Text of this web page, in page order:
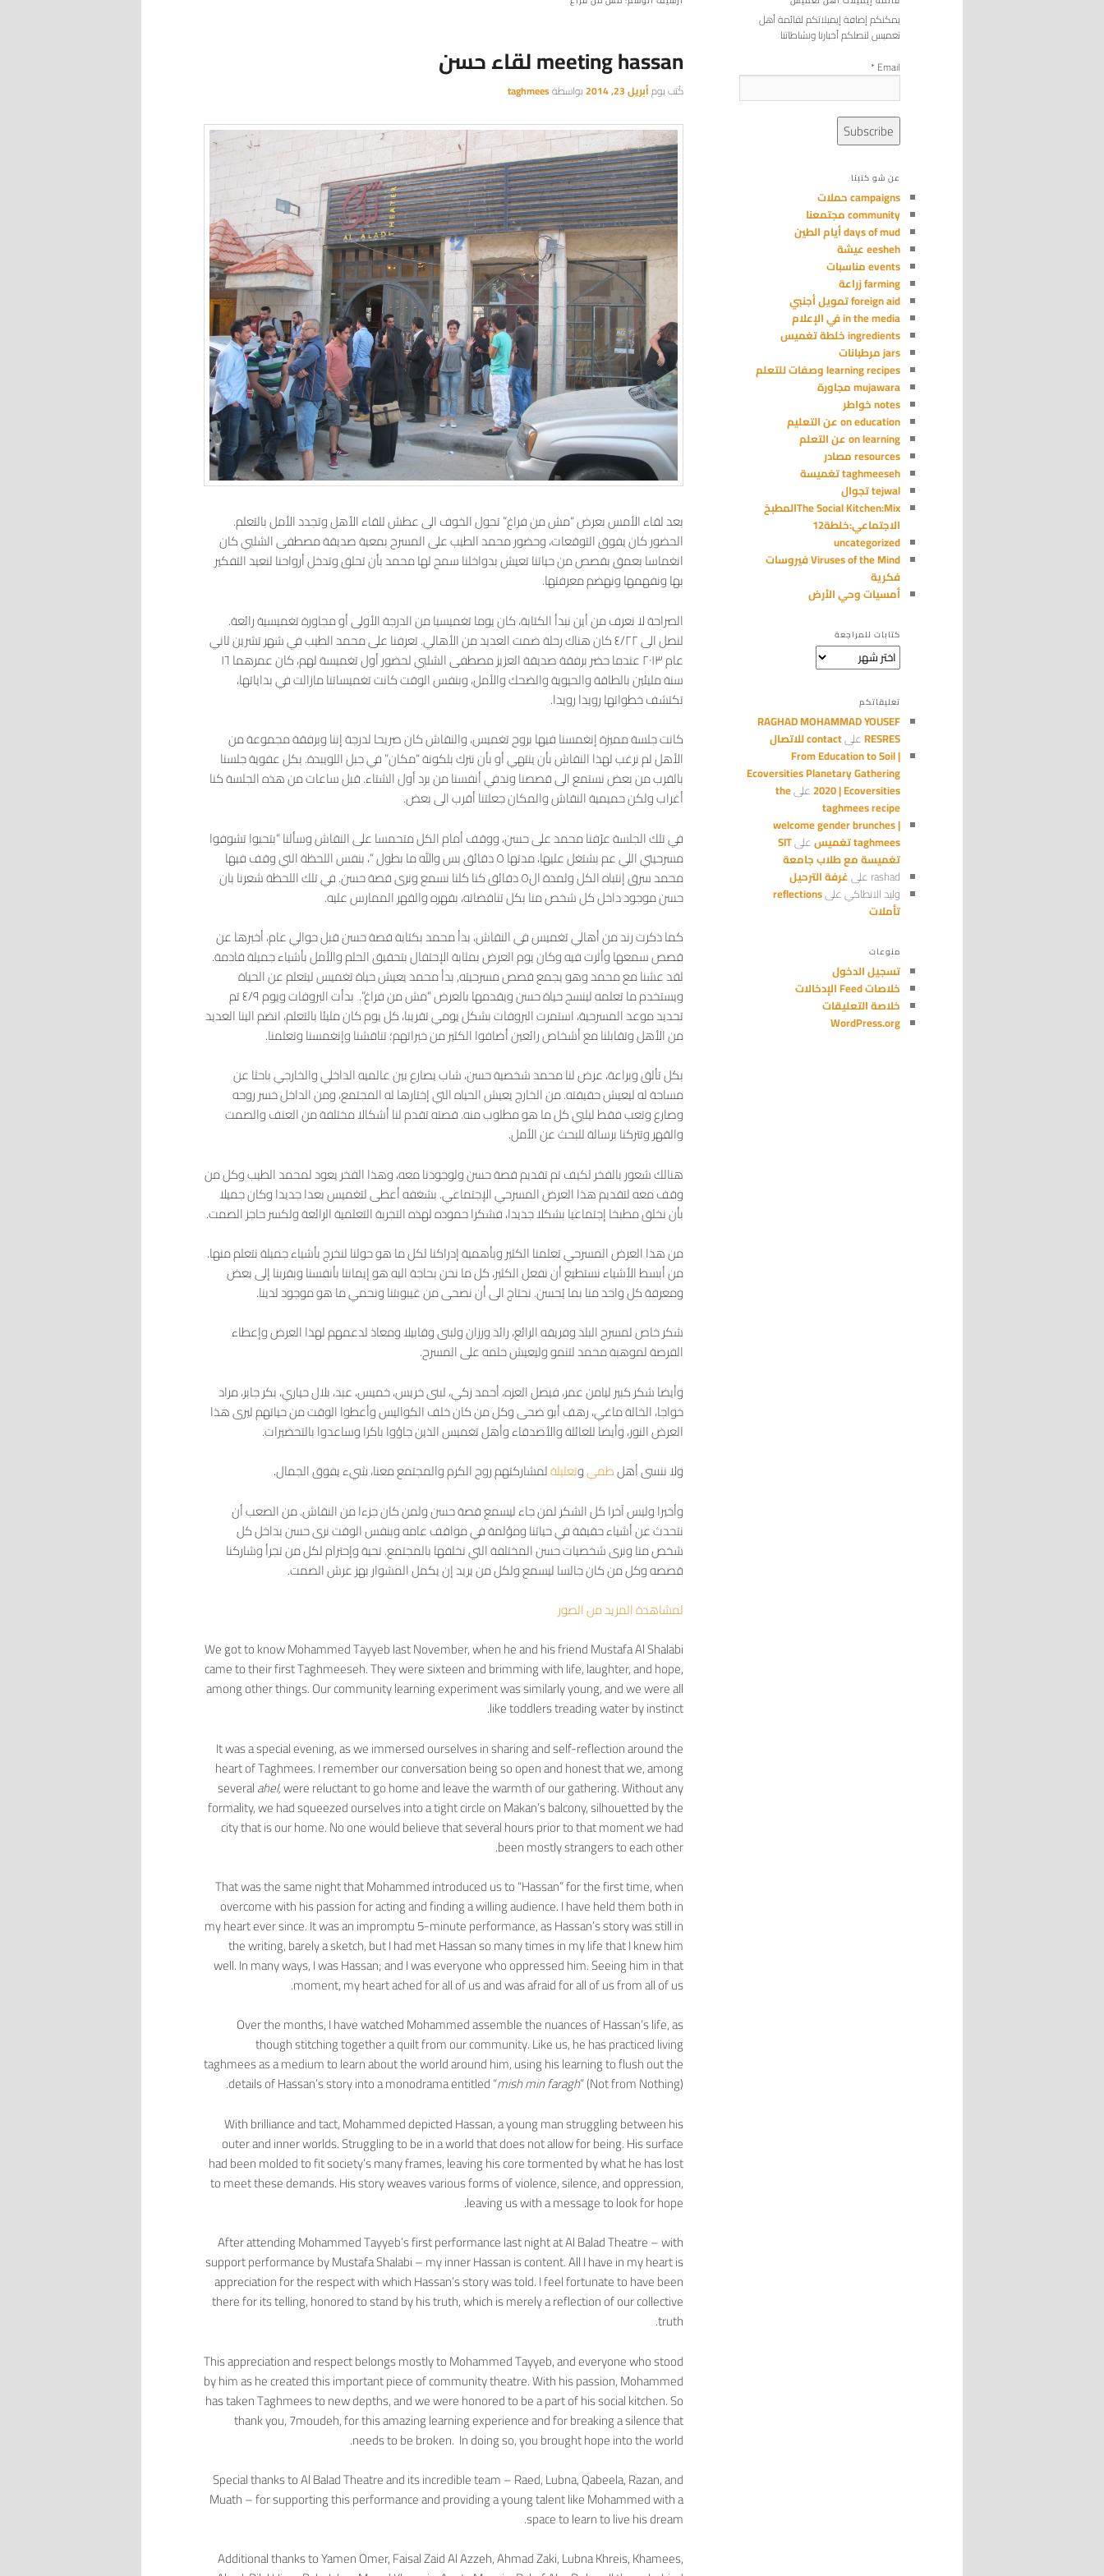
meeting hassan لقاء حسن
كُتب يومأبريل 23, 2014 بواسطةtaghmees
بعد لقاء الأمس بعرض “مش من فراغ” تحول الخوف الى عطش للقاء الأهل وتجدد الأمل بالتعلم.
الحضور كان يفوق التوقعات، وحضور محمد الطيب على المسرح بمعية صديقة مصطفى الشلبي كان
انغماسا بعمق بقصص من حياتنا تعيش بدواخلنا سمح لها محمد بأن تحلق وتدخل أرواحنا لنعيد التفكير
بها ونفهمها ونهضم معرفتها.
الصراحة لا نعرف من أين نبدأ الكتابة، كان يوما تغميسيا من الدرجة الأولى أو مجاورة تغميسية رائعة.
لنصل الى ٤/٢٢ كان هناك رحلة ضمت العديد من الأهالي. تعرفنا على محمد الطيب في شهر تشرين ثاني
عام ٢٠١٣ عندما حضر برفقة صديقة العزيز مصطفى الشلبي لحضور أول تغميسة لهم، كان عمرهما ١٦
سنة مليئين بالطاقة والحيوية والضحك والأمل، وبنفس الوقت كانت تغميساتنا مازالت في بداياتها،
تكتشف خطواتها رويدا رويدا.
كانت جلسة مميزة إنغمسنا فيها بروح تغميس، والنقاش كان صريحا لدرجة إننا وبرفقة مجموعة من
الأهل لم نرغب لهذا النقاش بأن ينتهي أو بأن نترك بلكونة “مكان” في جبل اللويبدة. بكل عفوية جلسنا
بالقرب من بعض نستمع الى قصصنا وندفي أنفسنا من برد أول الشتاء. قبل ساعات من هذه الجلسة كنا
أغراب ولكن حميمية النقاش والمكان جعلتنا أقرب الى بعض.
في تلك الجلسة عرّفنا محمد على حسن، ووقف أمام الكل متحمسا على النقاش وسألنا “بتحبوا تشوفوا
مسرحيتي اللي عم بشتغل عليها، مدتها ٥ دقائق بس والله ما بطول “، بنفس اللحظة التي وقف فيها
محمد سرق إنتباه الكل ولمدة ال٥ دقائق كنا كلنا نسمع ونرى قصة حسن. في تلك اللحظة شعرنا بان
حسن موجود داخل كل شخص منا بكل تناقضاته، بقهره والقهر الممارس عليه.
كما ذكرت رند من أهالي تغميس في النقاش، بدأ محمد بكتابة قصة حسن قبل حوالي عام، أخبرها عن
قصص سمعها وأثرت فيه وكان يوم العرض بمثابة الإحتفال بتحقيق الحلم والأمل بأشياء جميلة قادمة.
لقد عشنا مع محمد وهو يجمع قصص مسرحيته, بدأ محمد يعيش حياة تغميس ليتعلم عن الحياة
ويستخدم ما تعلمه لينسج حياة حسن ويقدمها بالعرض “مش من فراغ”. بدأت البروفات ويوم ٤/٩ تم
تحديد موعد المسرحية، استمرت البروفات بشكل يومي تقريبا، كل يوم كان مليئا بالتعلم، انضم الينا العديد
من الأهل وتقابلنا مع أشخاص رائعين أضافوا الكثير من خبراتهم؛ تناقشنا وإنغمسنا وتعلمنا.
بكل تألق وبراعة، عرض لنا محمد شخصية حسن، شاب يصارع بين عالميه الداخلي والخارجي باحثا عن
مساحة له ليعيش حقيقته. من الخارج يعيش الحياه التي إختارها له المجتمع، ومن الداخل خسر روحه
وصارع وتعب فقط ليلبي كل ما هو مطلوب منه. قصته تقدم لنا أشكالا مختلفة من العنف والصمت
والقهر وتتركنا برسالة للبحث عن الأمل.
هنالك شعور بالفخر لكيف تم تقديم قصة حسن ولوجودنا معه، وهذا الفخر يعود لمحمد الطيب وكل من
وقف معه لتقديم هذا العرض المسرحي الإجتماعي. بشغفه أعطى لتغميس بعدا جديدا وكان جميلا
بأن نخلق مطبخا إجتماعيا بشكلا جديدا، فشكرا حموده لهذه التجربة التعلمية الرائعة ولكسر حاجز الصمت.
من هذا العرض المسرحي تعلمنا الكثير وبأهمية إدراكنا لكل ما هو حولنا لنخرج بأشياء جميلة نتعلم منها.
من أبسط الأشياء نستطيع أن نفعل الكثير، كل ما نحن بحاجة اليه هو إيماننا بأنفسنا وبقربنا إلى بعض
ومعرفة كل واحد منا بما يُحسن. نحتاج الى أن نصحى من غيبوبتنا ونحمي ما هو موجود لدينا.
شكر خاص لمسرح البلد وفريقه الرائع، رائد ورزان ولبنى وقابيلا ومعاذ لدعمهم لهذا العرض وإعطاء
الفرصة لموهبة محمد لتنمو وليعيش حلمه على المسرح.
وأيضا شكر كبير ليامن عمر، فيصل العزه، أحمد زكي، لبنى خريس، خميس، عبد، بلال حياري، بكر جابر، مراد
خواجا، الخالة ماغي، رهف أبو ضحى وكل من كان خلف الكواليس وأعطوا الوقت من حياتهم ليرى هذا
العرض النور، وأيضا للعائلة والأصدقاء وأهل تغميس الذين جاؤوا باكرا وساعدوا بالتحضيرات.
ولا ننسى أهلطميوتعليلةلمشاركتهم روح الكرم والمجتمع معنا، شيء يفوق الجمال.
وأخيرا وليس آخرا كل الشكر لمن جاء ليسمع قصة حسن ولمن كان جزءا من النقاش. من الصعب أن
نتحدث عن أشياء حقيقة في حياتنا ومؤلمة في مواقف عامه وبنفس الوقت نرى حسن بداخل كل
شخص منا ونرى شخصيات حسن المختلفة التي نخلقها بالمجتمع. تحية وإحترام لكل من تجرأ وشاركنا
قصصه وكل من كان جالسا ليسمع ولكل من يريد إن يكمل المشوار بهز عرش الصمت.
لمشاهدة المزيد من الصور
We got to know Mohammed Tayyeb last November, when he and his friend Mustafa Al Shalabi
came to their first Taghmeeseh. They were sixteen and brimming with life, laughter, and hope,
among other things. Our community learning experiment was similarly young, and we were all
like toddlers treading water by instinct.
It was a special evening, as we immersed ourselves in sharing and self-reflection around the
heart of Taghmees. I remember our conversation being so open and honest that we, among
severalahel,were reluctant to go home and leave the warmth of our gathering. Without any
formality, we had squeezed ourselves into a tight circle on Makan’s balcony, silhouetted by the
city that is our home. No one would believe that several hours prior to that moment we had
been mostly strangers to each other.
That was the same night that Mohammed introduced us to “Hassan” for the first time, when
overcome with his passion for acting and finding a willing audience. I have held them both in
my heart ever since. It was an impromptu 5-minute performance, as Hassan’s story was still in
the writing, barely a sketch, but I had met Hassan so many times in my life that I knew him
well. In many ways, I was Hassan; and I was everyone who oppressed him. Seeing him in that
moment, my heart ached for all of us and was afraid for all of us from all of us.
Over the months, I have watched Mohammed assemble the nuances of Hassan’s life, as
though stitching together a quilt from our community. Like us, he has practiced living
taghmees as a medium to learn about the world around him, using his learning to flush out the
details of Hassan’s story into a monodrama entitled “mish min faragh” (Not from Nothing).
With brilliance and tact, Mohammed depicted Hassan, a young man struggling between his
outer and inner worlds. Struggling to be in a world that does not allow for being. His surface
had been molded to fit society’s many frames, leaving his core tormented by what he has lost
to meet these demands. His story weaves various forms of violence, silence, and oppression,
leaving us with a message to look for hope.
After attending Mohammed Tayyeb’s first performance last night at Al Balad Theatre – with
support performance by Mustafa Shalabi – my inner Hassan is content. All I have in my heart is
appreciation for the respect with which Hassan’s story was told. I feel fortunate to have been
there for its telling, honored to stand by his truth, which is merely a reflection of our collective
truth.
This appreciation and respect belongs mostly to Mohammed Tayyeb, and everyone who stood
by him as he created this important piece of community theatre. With his passion, Mohammed
has taken Taghmees to new depths, and we were honored to be a part of his social kitchen. So
thank you, 7moudeh, for this amazing learning experience and for breaking a silence that
needs to be broken. In doing so, you brought hope into the world.
Special thanks to Al Balad Theatre and its incredible team – Raed, Lubna, Qabeela, Razan, and
Muath – for supporting this performance and providing a young talent like Mohammed with a
space to learn to live his dream.
Additional thanks to Yamen Omer, Faisal Zaid Al Azzeh, Ahmad Zaki, Lubna Khreis, Khamees,
يمكنكم إضافة إيميلاتكم لقائمة أهل
تغميس لتصلكم أخبارنا ونشاطاتنا
Email
*
عن شو كتبنا
campaigns حملات
community مجتمعنا
days of mud أيام الطين
eesheh عيشة
events مناسبات
farming زراعة
foreign aid تمويل أجنبي
in the media في الإعلام
ingredients خلطة تغميس
jars مرطبانات
learning recipes وصفات للتعلم
mujawara مجاورة
notes خواطر
on education عن التعليم
on learning عن التعلم
resources مصادر
taghmeeseh تغميسة
tejwal تجوال
The Social Kitchen:Mixالمطبخ
الاجتماعي:خلطة12
uncategorized
Viruses of the Mind فيروسات
فكرية
أمسيات وحي الأرض
كتابات للمراجعة
كتابات
للمراجعة
تعليقاتكم
RAGHAD MOHAMMAD YOUSEF
RESRESعلىcontact للاتصال
From Education to Soil |
Ecoversities Planetary Gathering
2020 | Ecoversitiesعلىthe
taghmees recipe
welcome gender brunches |
taghmees تغميس
علىSIT
تغميسة مع طلاب جامعة
rashad علىغرفة الترحيل
وليد الانطاكيعلىreflections
تأملات
منوعات
تسجيل الدخول
خلاصات Feed الإدخالات
خلاصة التعليقات
WordPress.org